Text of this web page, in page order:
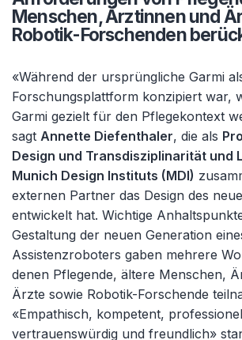
Menschen, Ärztinnen und
Robotik-Forschenden
«Während der ursprüngliche Garmi
Forschungsplattform konzipiert war,
Garmi gezielt für den Pflegekontext
sagt Annette Diefenthaler, die als
Design und Transdisziplinarität und
Munich Design Instituts (MDI)
externen Partner das Design des
entwickelt hat. Wichtige
Gestaltung der neuen Generation
Assistenzroboters gaben mehrere
denen Pflegende, ältere Menschen,
Ärzte sowie Robotik-Forschende
«Empathisch, kompetent,
vertrauenswürdig und freundlich»